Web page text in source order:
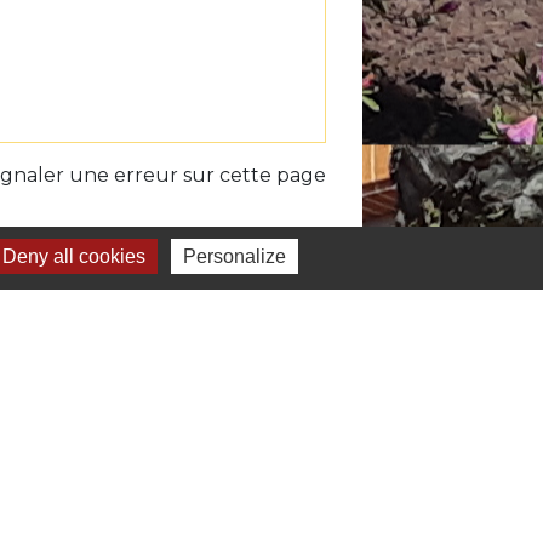
une erreur sur cette page
Deny all cookies Personalize